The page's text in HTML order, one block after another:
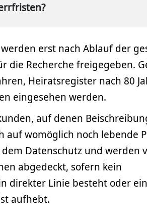
erst nach Ablauf der
die Recherche freigegeben.
Heiratsregister nach 80
eingesehen werden.
auf denen
auf womöglich noch lebende
Datenschutz und werden
abgedeckt, sofern kein
direkter Linie besteht oder
aufhebt.